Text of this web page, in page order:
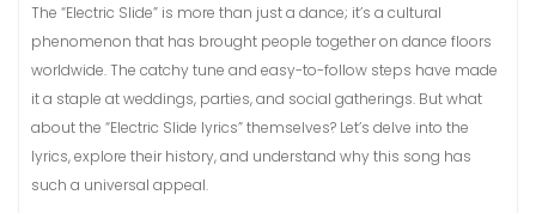
The “Electric Slide” is more than just a dance; it’s a cultural
phenomenon that has brought people together on dance floors
worldwide. The catchy tune and easy-to-follow steps have made
it a staple at weddings, parties, and social gatherings. But what
about the “Electric Slide lyrics” themselves? Let’s delve into the
lyrics, explore their history, and understand why this song has
such a universal appeal.